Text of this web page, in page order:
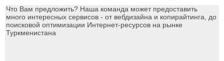
Что Вам предложить? Наша команда может предоставить
много интересных сервисов - от вебдизайна и копирайтинга, до
поисковой оптимизации Интернет-ресурсов на рынке
Туркменистана